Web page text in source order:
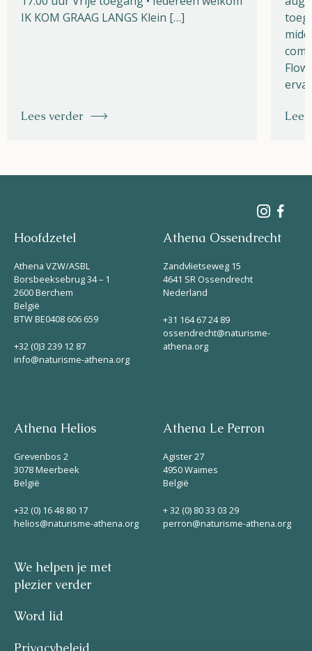
IK KOM GRAAG LANGS Klein […]
Lees verder
Hoofdzetel
Athena VZW/ASBL
Borsbeeksebrug 34 – 1
2600 Berchem
België
BTW BE0408 606 659
+32 (0)3 239 12 87
info@naturisme-athena.org
Athena Ossendrecht
Zandvlietseweg 15
4641 SR Ossendrecht
Nederland
+31 164 67 24 89
ossendrecht@naturisme-
athena.org
Athena Helios
Grevenbos 2
3078 Meerbeek
België
+32 (0) 16 48 80 17
helios@naturisme-athena.org
Athena Le Perron
Agister 27
4950 Waimes
België
+ 32 (0) 80 33 03 29
perron@naturisme-athena.org
We helpen je met
plezier verder
Word lid